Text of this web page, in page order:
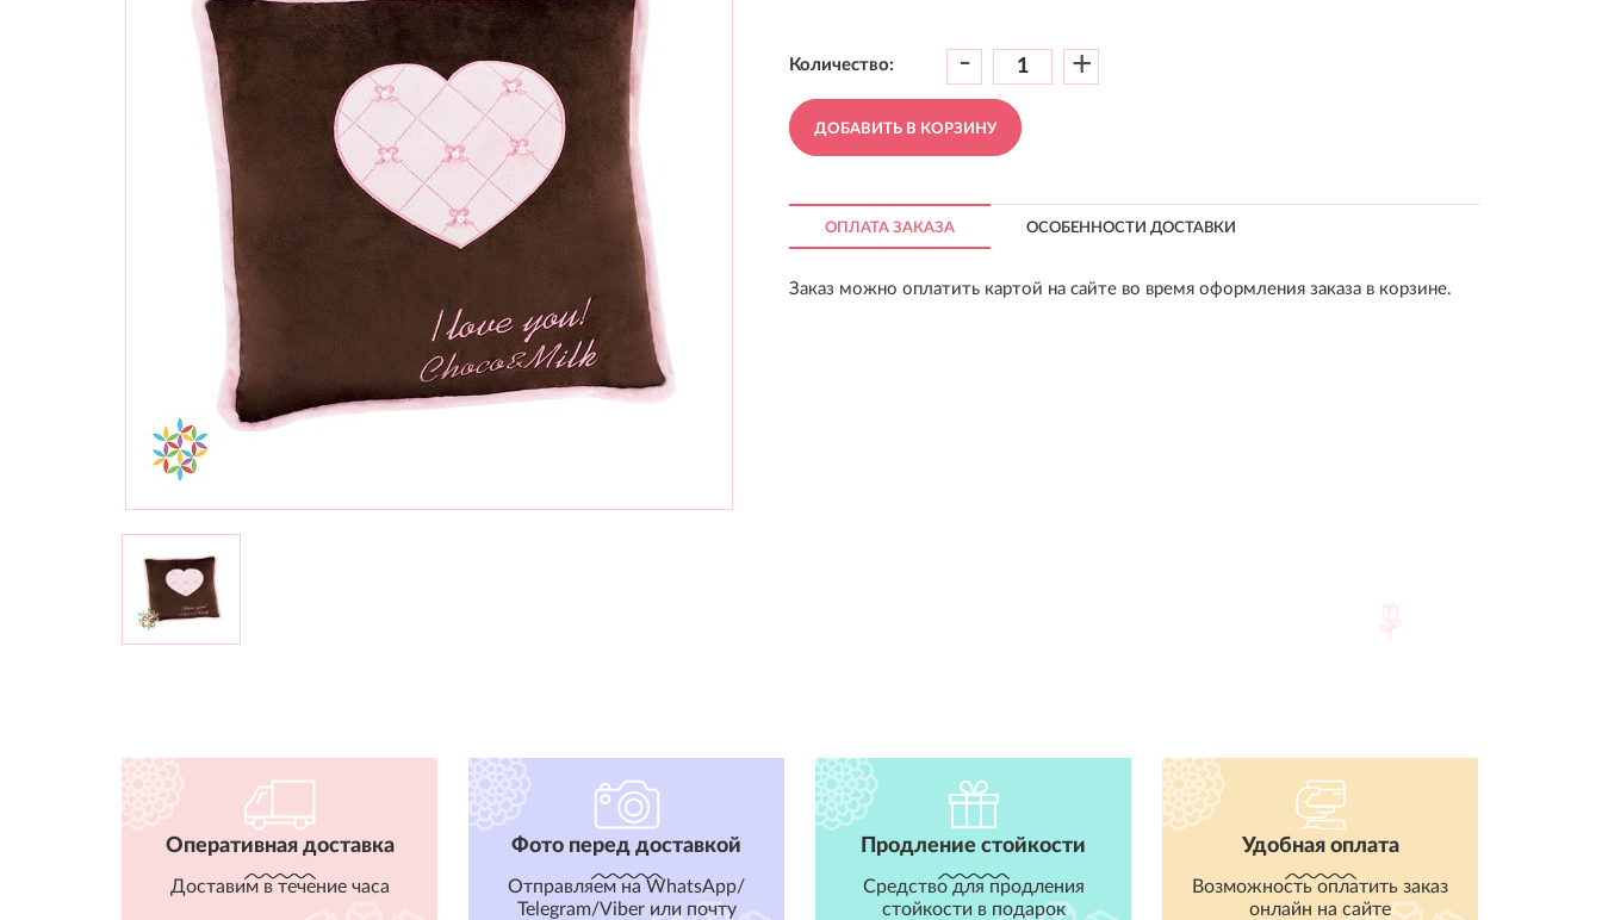
Количество: - +
ДОБАВИТЬ В КОРЗИНУ
ОПЛАТА ЗАКАЗА ОСОБЕННОСТИ ДОСТАВКИ
Заказ можно оплатить картой на сайте во время оформления заказа в корзине.
Оперативная доставка
Доставим в течение часа
Фото перед доставкой
Отправляем на WhatsApp/
Telegram/Viber или почту
Продление стойкости
Средство для продления
стойкости в подарок
Удобная оплата
Возможность оплатить заказ
онлайн на сайте